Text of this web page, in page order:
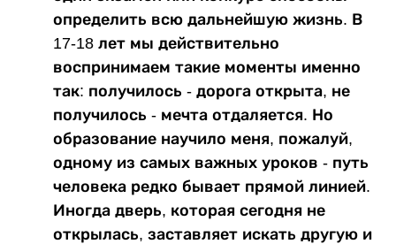
определить всю дальнейшую жизнь. В
17-18 лет мы действительно
воспринимаем такие моменты именно
так: получилось - дорога открыта, не
получилось - мечта отдаляется. Но
образование научило меня, пожалуй,
одному из самых важных уроков - путь
человека редко бывает прямой линией.
Иногда дверь, которая сегодня не
открылась, заставляет искать другую и